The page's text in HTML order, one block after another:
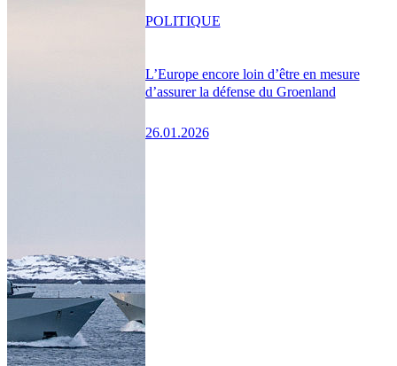
L’Europe encore loin d’être en mesure
d’assurer la défense du Groenland
26.01.2026
POLITIQUE